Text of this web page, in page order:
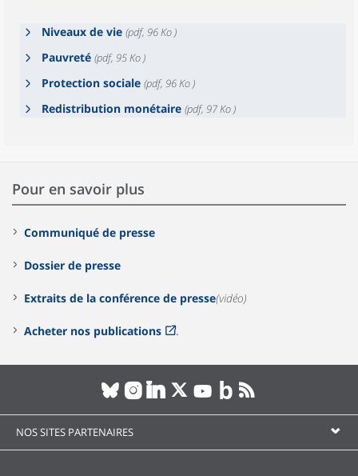
Niveaux de vie (pdf, 96 Ko )
Pauvreté (pdf, 95 Ko )
Protection sociale (pdf, 96 Ko )
Redistribution monétaire (pdf, 97 Ko )
Pour en savoir plus
Communiqué de presse
Dossier de presse
Extraits de la conférence de presse(vidéo)
Acheter nos publications .
NOS SITES PARTENAIRES